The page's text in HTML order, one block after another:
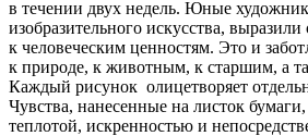
в течении двух недель. Юные
изобразительного искусства,
к человеческим ценностям. Это и
к природе, к животным, к старшим, а
Каждый рисунок олицетворяет
Чувства, нанесенные на листок
теплотой, искренностью и